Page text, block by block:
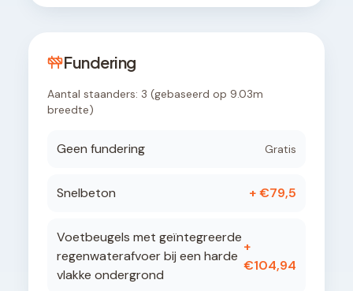
Fundering
Aantal staanders: 3 (gebaseerd op 9.03m
breedte)
Geen fundering Gratis
Snelbeton + €79,5
Voetbeugels met geïntegreerde
regenwaterafvoer bij een harde
vlakke ondergrond
+
€104,94